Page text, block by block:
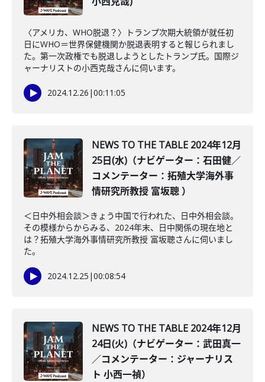
〈アメリカ、WHO脱退？〉トランプ次期大統領が就任初
日にWHO＝世界保健機関か脱退表明すると報じられまし
た。第一次政権でも脱退しようとしたトランプ氏。国際ジ
ャーナリストの小西克哉さんに伺います。
2024.12.26 |00:11:05
NEWS TO THE TABLE 2024年12月
25日(水)（ナビゲーター：石田健／
コメンテーター：拓殖大学海外事
情研究所教授 富坂聰 ）
＜日中外相会談＞きょう中国で行われた、日中外相会談。
その模様からからみる、2024年末、日中関係の現在地と
は？拓殖大学海外事情研究所教授 富坂聰さんに伺いまし
た。
2024.12.25 |00:08:54
NEWS TO THE TABLE 2024年12月
24日(火)（ナビゲーター：武田真一
／コメンテーター：ジャーナリス
ト 小西一禎）